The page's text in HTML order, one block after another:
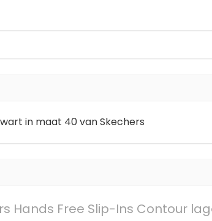
in maat 40 van Skechers
Hands Free Slip-Ins Contour